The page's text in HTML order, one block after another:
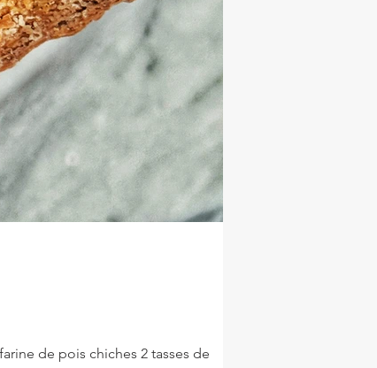
de pois chiches 2 tasses de